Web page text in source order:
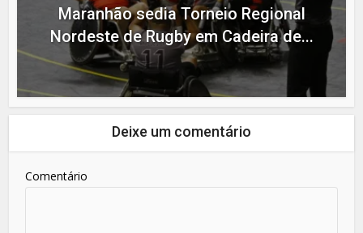
Maranhão sedia Torneio Regional
Nordeste de Rugby em Cadeira de...
Deixe um comentário
Comentário